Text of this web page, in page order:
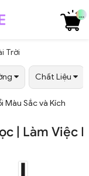
...
Trời
Chất Liệu
Màu Sắc và Kích
| Làm Việc